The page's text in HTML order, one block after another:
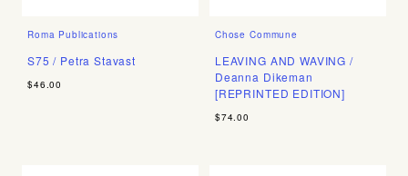
Roma Publications
S75 / Petra Stavast
$46.00
Chose Commune
LEAVING AND WAVING /
Deanna Dikeman
[REPRINTED EDITION]
$74.00